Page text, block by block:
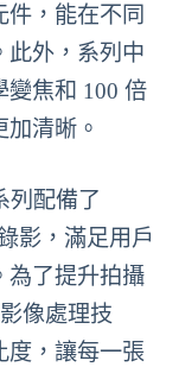
，能在不同
此外，系列中
變焦和 100 倍
清晰。
列配備了
影，滿足用戶
為了提升拍攝
像處理技
度，讓每一張